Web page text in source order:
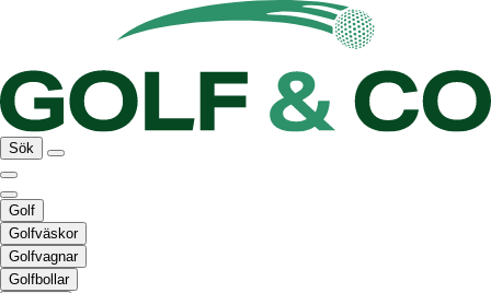
Sök
Golf
Golfväskor
Golfvagnar
Golfbollar